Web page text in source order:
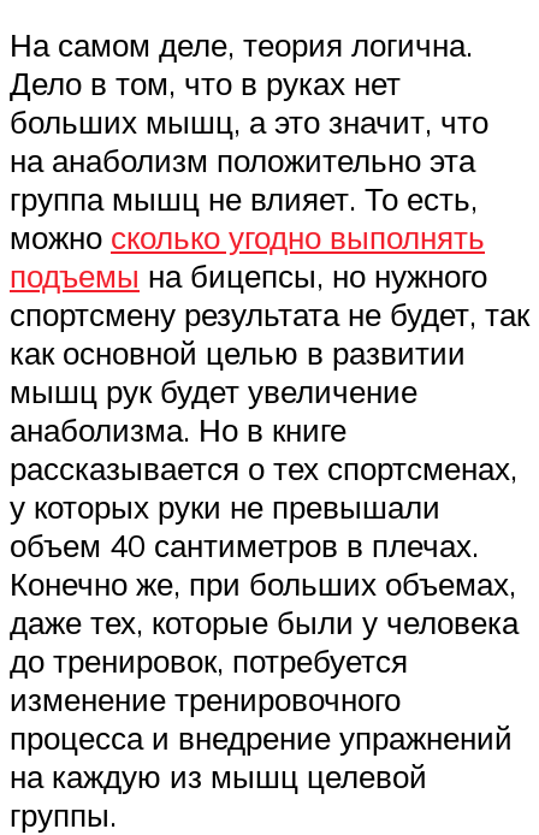
На самом деле, теория логична.
Дело в том, что в руках нет
больших мышц, а это значит, что
на анаболизм положительно эта
группа мышц не влияет. То есть,
можно сколько угодно выполнять
подъемы на бицепсы, но нужного
спортсмену результата не будет, так
как основной целью в развитии
мышц рук будет увеличение
анаболизма. Но в книге
рассказывается о тех спортсменах,
у которых руки не превышали
объем 40 сантиметров в плечах.
Конечно же, при больших объемах,
даже тех, которые были у человека
до тренировок, потребуется
изменение тренировочного
процесса и внедрение упражнений
на каждую из мышц целевой
группы.